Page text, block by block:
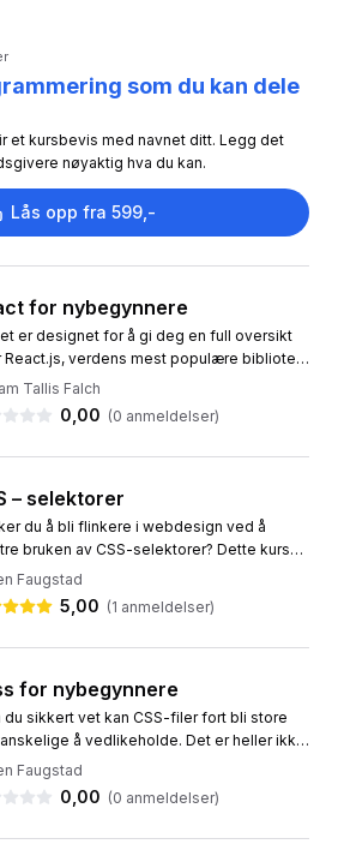
som du kan dele
et kursbevis med navnet ditt. Legg det
nøyaktig hva du kan.
Lås opp fra 599,-
for nybegynnere
er designet for å gi deg en full oversikt
React.js, verdens mest populære bibliotek
lage brukergrensesnitt. Du vil lære å utvikle
Tallis Falch
0,00 (0 anmeldelser)
– selektorer
du å bli flinkere i webdesign ved å
bruken av CSS-selektorer? Dette kurset
en grundig innføring i hvordan du
kan bruke...
Faugstad
5,00 (1 anmeldelser)
for nybegynnere
du sikkert vet kan CSS-filer fort bli store
å vedlikeholde. Det er heller ikke
å repetere mye kode når du skriver CSS.
Faugstad
0,00 (0 anmeldelser)